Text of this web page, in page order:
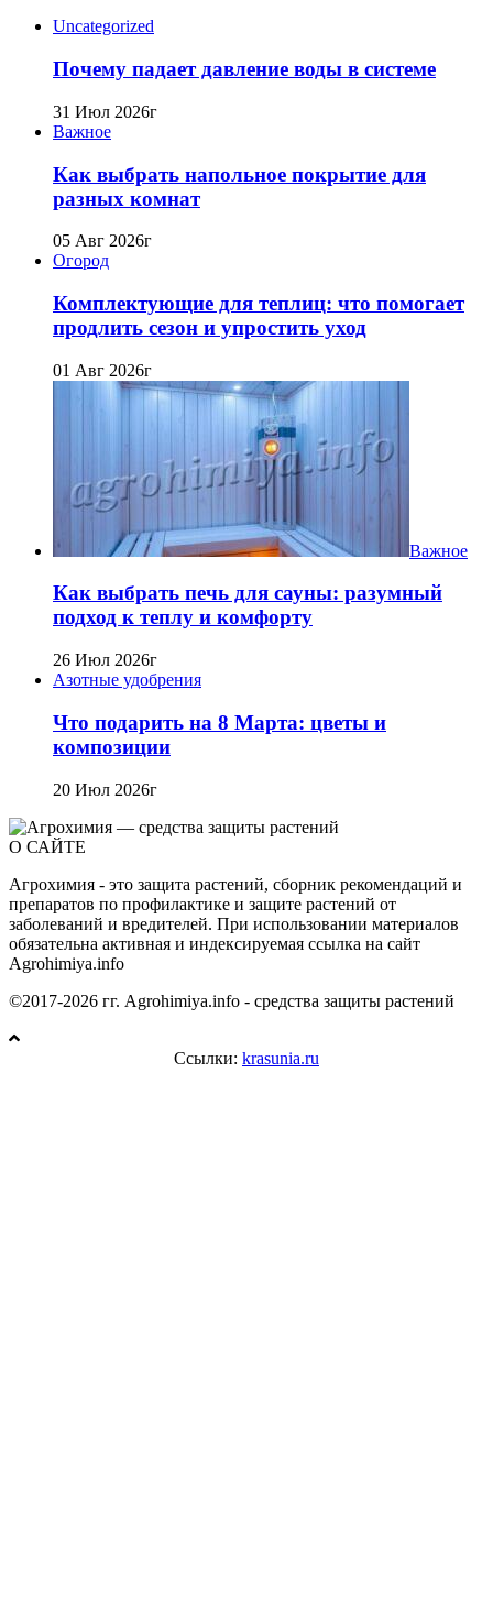
Uncategorized
Почему падает давление воды в системе
31 Июл 2026г
Важное
Как выбрать напольное покрытие для
разных комнат
05 Авг 2026г
Огород
Комплектующие для теплиц: что помогает
продлить сезон и упростить уход
01 Авг 2026г
Важное
Как выбрать печь для сауны: разумный
подход к теплу и комфорту
26 Июл 2026г
Азотные удобрения
Что подарить на 8 Марта: цветы и
композиции
20 Июл 2026г
О САЙТЕ
Агрохимия - это защита растений, сборник рекомендаций и
препаратов по профилактике и защите растений от
заболеваний и вредителей. При использовании материалов
обязательна активная и индексируемая ссылка на сайт
Agrohimiya.info
©2017-2026 гг. Agrohimiya.info - средства защиты растений
Ссылки: krasunia.ru